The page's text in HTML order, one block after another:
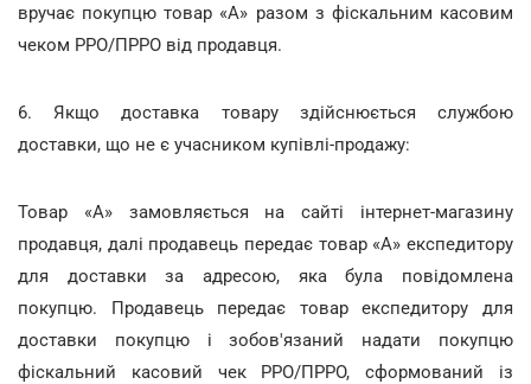
вручає покупцю товар «А» разом з фіскальним касовим
чеком РРО/ПРРО від продавця.
6. Якщо доставка товару здійснюється службою
доставки, що не є учасником купівлі-продажу:
Товар «А» замовляється на сайті інтернет-магазину
продавця, далі продавець передає товар «А» експедитору
для доставки за адресою, яка була повідомлена
покупцю. Продавець передає товар експедитору для
доставки покупцю і зобов'язаний надати покупцю
фіскальний касовий чек РРО/ПРРО, сформований із